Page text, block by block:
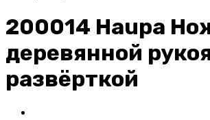
200014 Haupa
деревянной
развёрткой